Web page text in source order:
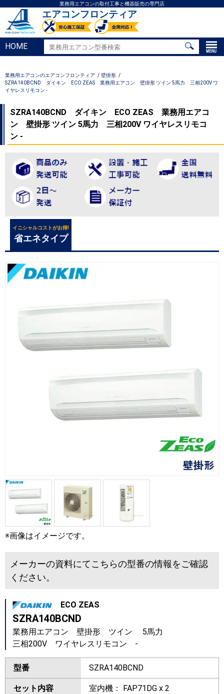
業務用エアコンの取付工事と機器販売の専門店
エアコンフロンティア
HOME
業務用エアコンのエアコンフロンティア
壁掛形
SZRA140BCND ダイキン ECO ZEAS 業務用エアコン 壁掛形 ツイン 5馬力 三相200V ワ
イヤレスリモコン -
SZRA140BCND ダイキン ECO ZEAS 業務用エアコ
ン 壁掛形 ツイン 5馬力 三相200V ワイヤレスリモコ
ン -
イニシャルコストがお得!
省エネタイプ
※画像はイメージです。
メーカーの資料にてこちらの型番の情報をご確認
ください。
ECO ZEAS
SZRA140BCND
業務用エアコン 壁掛形 ツイン 5馬力
三相200V ワイヤレスリモコン -
型番 SZRA140BCND
セット内容
室内機： FAP71DG x 2